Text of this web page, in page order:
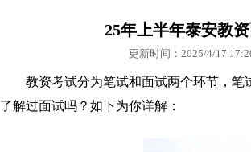
25年上半年泰安教
更新时间：2025/4/17
教资考试分为笔试和面试两个环节，
了解过面试吗？如下为你详解：